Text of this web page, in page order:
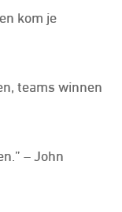
kom je
teams winnen
– John